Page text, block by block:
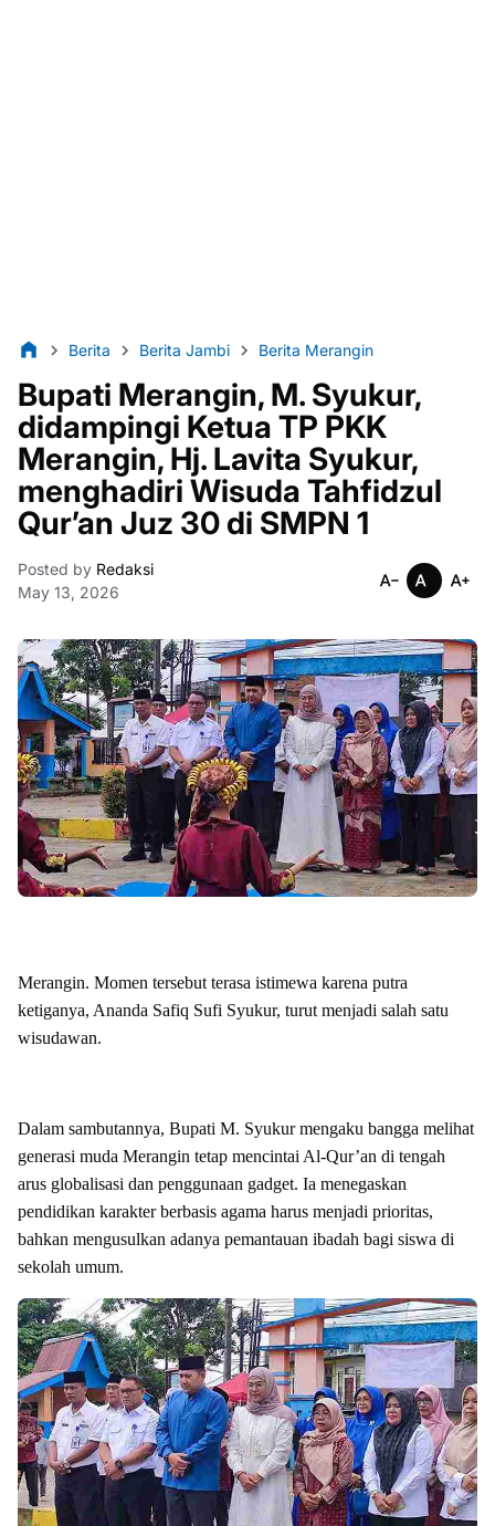
Berita Berita Jambi Berita Merangin
Bupati Merangin, M. Syukur,
didampingi Ketua TP PKK
Merangin, Hj. Lavita Syukur,
menghadiri Wisuda Tahfidzul
Qur’an Juz 30 di SMPN 1
Posted by Redaksi
May 13, 2026
Merangin. Momen tersebut terasa istimewa karena putra
ketiganya, Ananda Safiq Sufi Syukur, turut menjadi salah satu
wisudawan.
Dalam sambutannya, Bupati M. Syukur mengaku bangga melihat
generasi muda Merangin tetap mencintai Al-Qur’an di tengah
arus globalisasi dan penggunaan gadget. Ia menegaskan
pendidikan karakter berbasis agama harus menjadi prioritas,
bahkan mengusulkan adanya pemantauan ibadah bagi siswa di
sekolah umum.